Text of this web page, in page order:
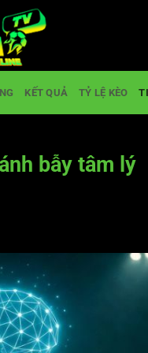
KẾT QUẢ TỶ LỆ KÈO
bẫy tâm lý